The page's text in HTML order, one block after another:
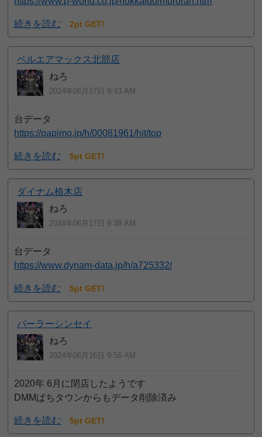
続きを読む 2pt GET!
ベルエアマックス北部店
ねろ
2024年06月17日 9:43 AM
台データ
https://papimo.jp/h/00081961/hit/top
続きを読む 5pt GET!
ダイナム植木店
ねろ
2024年06月17日 9:38 AM
台データ
https://www.dynam-data.jp/h/a725332/
続きを読む 5pt GET!
パーラーシンセイ
ねろ
2024年06月16日 9:56 AM
2020年 6月に閉店したようです
DMMぱちタウンからもデータ削除済み
続きを読む 5pt GET!